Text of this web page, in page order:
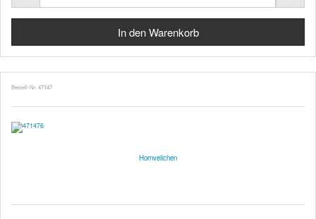
Bestell-Nr. 47147
Hornveilchen